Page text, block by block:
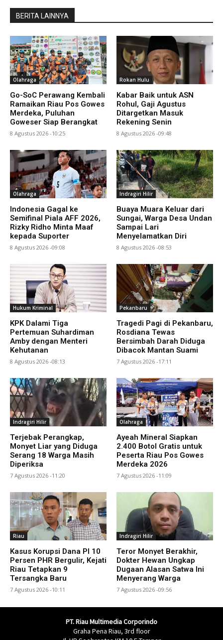
BERITA LAINNYA
Olahraga
Go-SoC Perawang Kembali
Ramaikan Riau Pos Gowes
Merdeka, Puluhan
Goweser Siap Berangkat
8 Agustus 2026 -10:25
Rokan Hulu
Kabar Baik untuk ASN
Rohul, Gaji Agustus
Ditargetkan Masuk
Rekening Senin
8 Agustus 2026 -09:48
Olahraga
Indonesia Gagal ke
Semifinal Piala AFF 2026,
Rizky Ridho Minta Maaf
kepada Suporter
8 Agustus 2026 -09:08
Indragiri Hilir
Buaya Muara Keluar dari
Sungai, Warga Desa Undan
Sampai Lari
Menyelamatkan Diri
8 Agustus 2026 -08:53
Hukum Kriminal
KPK Dalami Tiga
Pertemuan Suhardiman
Amby dengan Menteri
Kehutanan
8 Agustus 2026 -08:13
Pekanbaru
Tragedi Pagi di Pekanbaru,
Rosdiana Tewas
Bersimbah Darah Diduga
Dibacok Mantan Suami
7 Agustus 2026 -17:11
Indragiri Hilir
Terjebak Perangkap,
Monyet Liar yang Diduga
Serang 18 Warga Masih
Diperiksa
7 Agustus 2026 -11:20
Olahraga
Ayeah Mineral Siapkan
2.400 Botol Gratis untuk
Peserta Riau Pos Gowes
Merdeka 2026
7 Agustus 2026 -11:09
Riau
Kasus Korupsi Dana PI 10
Persen PHR Bergulir, Kejati
Riau Tetapkan 9
Tersangka Baru
7 Agustus 2026 -10:11
Indragiri Hilir
Teror Monyet Berakhir,
Dokter Hewan Ungkap
Dugaan Alasan Satwa Ini
Menyerang Warga
7 Agustus 2026 -09:56
PT. Riau Multimedia Corporindo
Graha Pena Riau, 3rd floor